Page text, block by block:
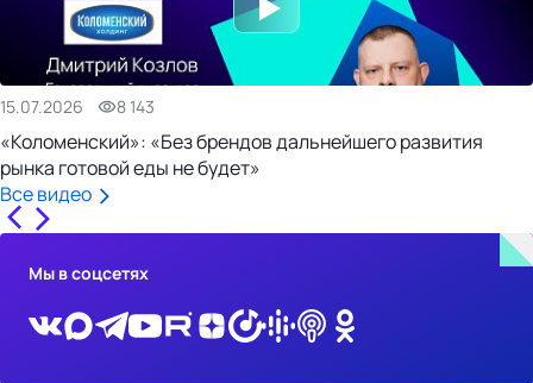
15.07.2026 8 143
«Коломенский»: «Без брендов дальнейшего развития
рынка готовой еды не будет»
Все видео
Мы в соцсетях